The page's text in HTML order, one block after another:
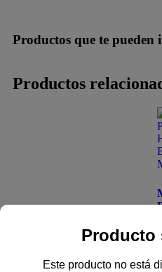
Productos que te pueden
Productos
Producto
Este producto no está